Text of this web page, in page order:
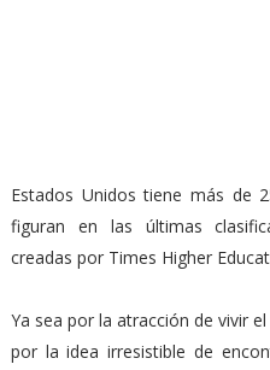
Estados Unidos tiene más de
figuran en las últimas
creadas por Times Higher
Ya sea por la atracción de vivir
por la idea irresistible de